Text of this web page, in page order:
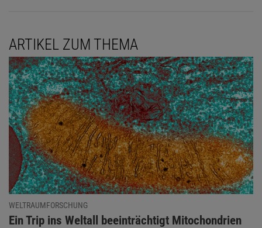
ARTIKEL ZUM THEMA
WELTRAUMFORSCHUNG
:
Ein Trip ins Weltall beeinträchtigt Mitochondrien